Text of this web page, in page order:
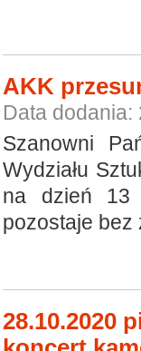
AKK
Data dodania:
Szanowni
Wydziału
na dzień 13
pozostaje bez
28.10.2020